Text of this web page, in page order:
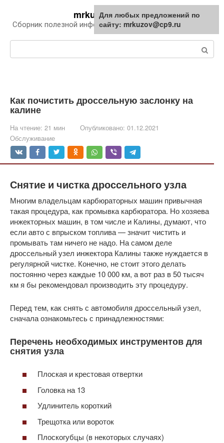
контенту
mrkuzov.ru
Сборник полезной информации про автомобили
Как почистить дроссельную заслонку на
калине
На чтение: 21 мин Опубликовано: 01.12.2021
Обслуживание
Снятие и чистка дроссельного узла
Многим владельцам карбюраторных машин привычная
такая процедура, как промывка карбюратора. Но хозяева
инжекторных машин, в том числе и Калины, думают, что
если авто с впрыском топлива — значит чистить и
промывать там ничего не надо. На самом деле
дроссельный узел инжектора Калины также нуждается в
регулярной чистке. Конечно, не стоит этого делать
постоянно через каждые 10 000 км, а вот раз в 50 тысяч
км я бы рекомендовал производить эту процедуру.
Перед тем, как снять с автомобиля дроссельный узел,
сначала ознакомьтесь с принадлежностями:
Перечень необходимых инструментов для
снятия узла
Плоская и крестовая отвертки
Головка на 13
Удлинитель короткий
Трещотка или вороток
Плоскогубцы (в некоторых случаях)
Для любых предложений по
сайту: mrkuzov@cp9.ru
Для любых предложений по
сайту: mrkuzov@cp9.ru